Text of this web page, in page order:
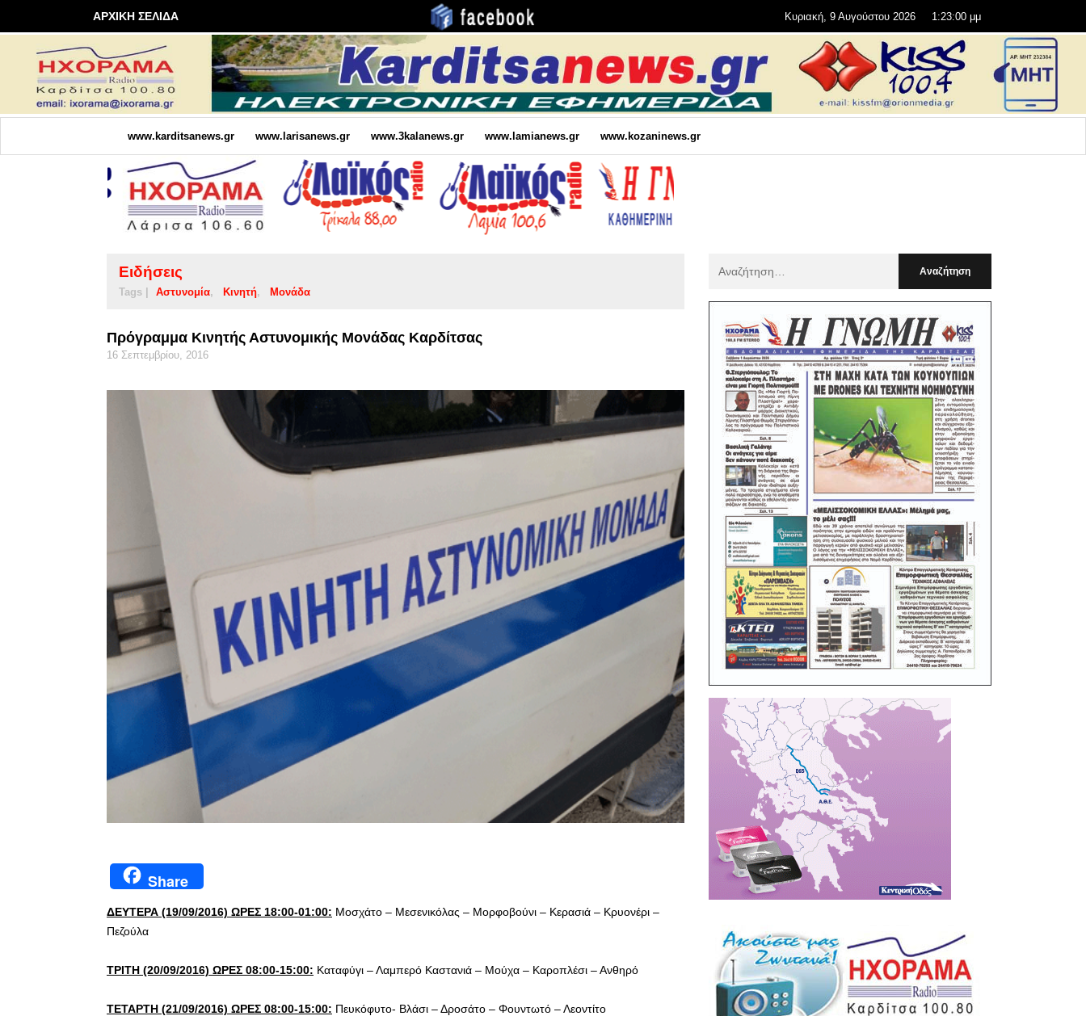
ΑΡΧΙΚΗ ΣΕΛΙΔΑ Κυριακή, 9 Αυγούστου 2026 1:23:01 μμ
www.karditsanews.gr www.larisanews.gr www.3kalanews.gr www.lamianews.gr www.kozaninews.gr
Ειδήσεις
Tags | Αστυνομία Κινητή Μονάδα
Πρόγραμμα Κινητής Αστυνομικής Μονάδας Καρδίτσας
16 Σεπτεμβρίου, 2016
Share
ΔΕΥΤΕΡΑ (19/09/2016) ΩΡΕΣ 18:00-01:00: Μοσχάτο – Μεσενικόλας – Μορφοβούνι – Κερασιά – Κρυονέρι –
Πεζούλα
ΤΡΙΤΗ (20/09/2016) ΩΡΕΣ 08:00-15:00: Καταφύγι – Λαμπερό Καστανιά – Μούχα – Καροπλέσι – Ανθηρό
ΤΕΤΑΡΤΗ (21/09/2016) ΩΡΕΣ 08:00-15:00: Πευκόφυτο- Βλάσι – Δροσάτο – Φουντωτό – Λεοντίτο
: